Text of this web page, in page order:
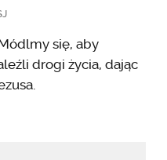
się, aby
drogi życia, dając